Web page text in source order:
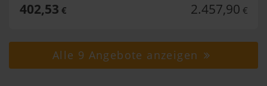
402,53 € 2.457,90 €
Alle 9 Angebote anzeigen